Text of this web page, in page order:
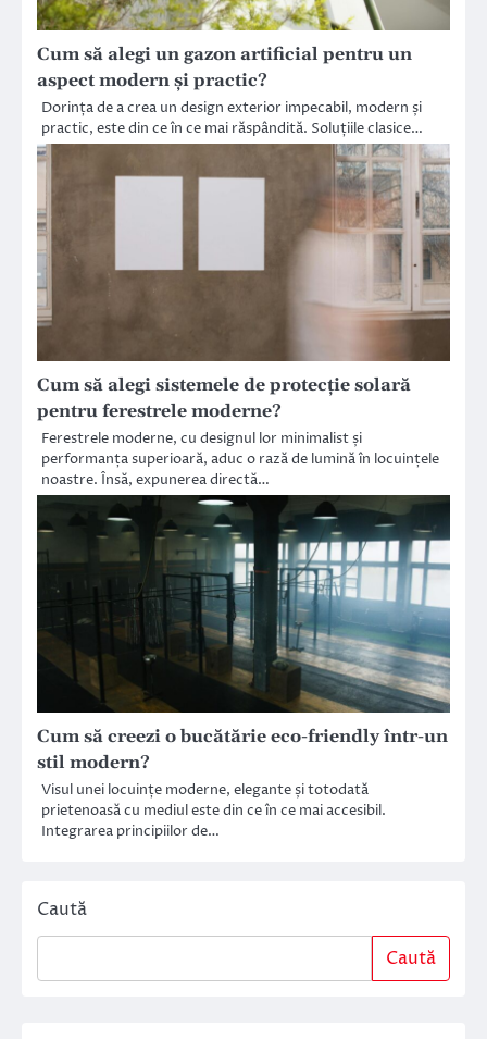
Cum să alegi un gazon artificial pentru un
aspect modern și practic?
Dorința de a crea un design exterior impecabil, modern și
practic, este din ce în ce mai răspândită. Soluțiile clasice…
Cum să alegi sistemele de protecție solară
pentru ferestrele moderne?
Ferestrele moderne, cu designul lor minimalist și
performanța superioară, aduc o rază de lumină în locuințele
noastre. Însă, expunerea directă…
Cum să creezi o bucătărie eco-friendly într-un
stil modern?
Visul unei locuințe moderne, elegante și totodată
prietenoasă cu mediul este din ce în ce mai accesibil.
Integrarea principiilor de…
Caută
Caută